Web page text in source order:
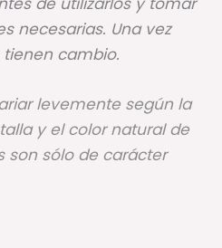
necesarias. Una vez
cambio.
levemente según la
y el color natural de
son sólo de carácter